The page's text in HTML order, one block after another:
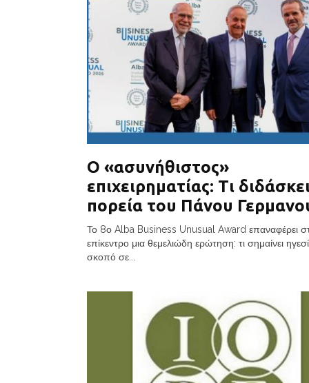
Ο «ασυνήθιστος»
επιχειρηματίας: Τι
πορεία του Πάνου
Το 8ο Alba Business Unusual Award επαναφέρει
επίκεντρο μια θεμελιώδη ερώτηση: τι σημαίνει
σκοπό σε...